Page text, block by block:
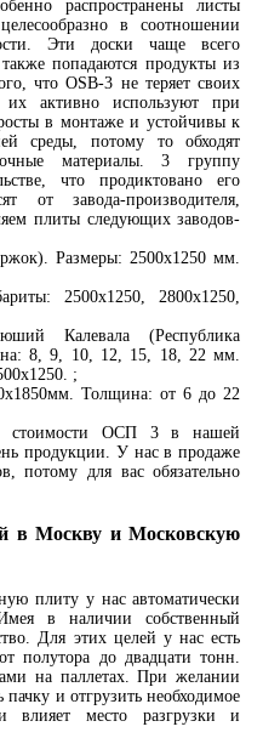
распространены листы
в соотношении
Эти доски чаще всего
попадаются продукты из
что OSB-3 не теряет своих
их активно используют при
в монтаже и устойчивы к
среды, потому то обходят
материалы. 3 группу
что продиктовано его
от завода-производителя,
плиты следующих заводов-
Размеры: 2500х1250 мм.
2500х1250, 2800х1250,
Калевала (Республика
8, 9, 10, 12, 15, 18, 22 мм.
;
Толщина: от 6 до 22
стоимости ОСП 3 в нашей
продукции. У нас в продаже
потому для вас обязательно
в Москву и Московскую
плиту у нас автоматически
в наличии собственный
Для этих целей у нас есть
полутора до двадцати тонн.
на паллетах. При желании
пачку и отгрузить необходимое
влияет место разгрузки и